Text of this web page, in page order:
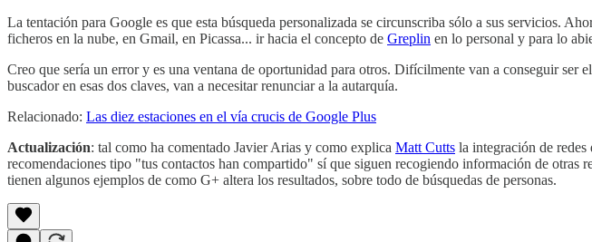
La tentación para Google es que esta búsqueda personalizada se circunscriba sólo a sus servicios.
ficheros en la nube, en Gmail, en Picassa... ir hacia el concepto de Greplin en lo personal y para lo
Creo que sería un error y es una ventana de oportunidad para otros. Difícilmente van a conseguir
buscador en esas dos claves, van a necesitar renunciar a la autarquía.
Relacionado: Las diez estaciones en el vía crucis de Google Plus
Actualización: tal como ha comentado Javier Arias y como explica Matt Cutts la integración de redes
recomendaciones tipo "tus contactos han compartido" sí que siguen recogiendo información de
tienen algunos ejemplos de como G+ altera los resultados, sobre todo de búsquedas de personas.